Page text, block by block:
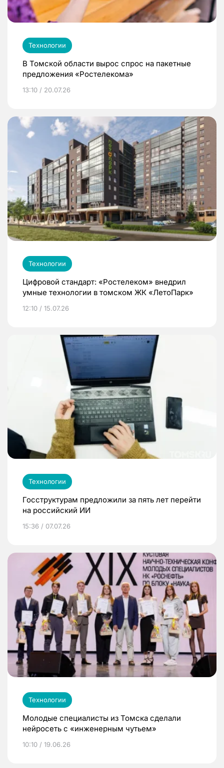
Технологии
В Томской области вырос спрос на пакетные
предложения «Ростелекома»
13:10 / 20.07.26
Технологии
Цифровой стандарт: «Ростелеком» внедрил
умные технологии в томском ЖК «ЛетоПарк»
12:10 / 15.07.26
Технологии
Госструктурам предложили за пять лет перейти
на российский ИИ
15:36 / 07.07.26
Технологии
Молодые специалисты из Томска сделали
нейросеть с «инженерным чутьем»
10:10 / 19.06.26